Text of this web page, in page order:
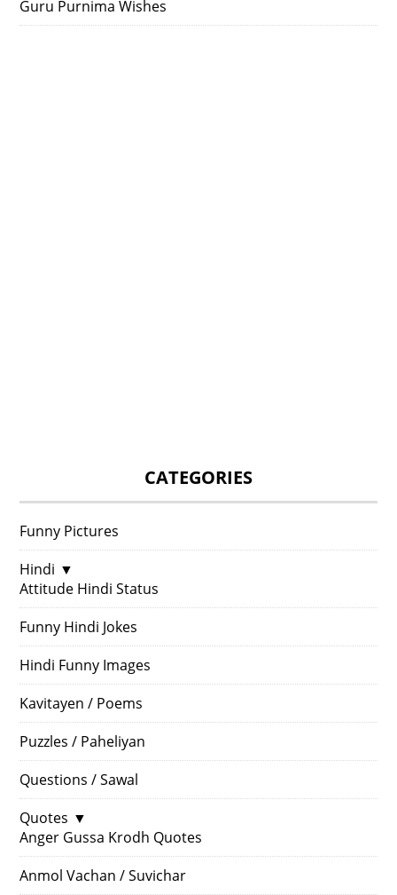
Guru Purnima Wishes
CATEGORIES
Funny Pictures
Hindi ▼
Attitude Hindi Status
Funny Hindi Jokes
Hindi Funny Images
Kavitayen / Poems
Puzzles / Paheliyan
Questions / Sawal
Quotes ▼
Anger Gussa Krodh Quotes
Anmol Vachan / Suvichar